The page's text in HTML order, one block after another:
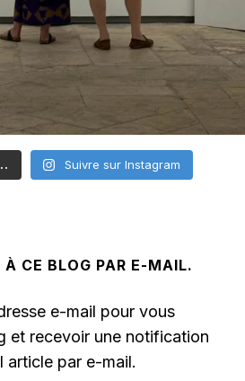
Suivre sur Instagram
CE BLOG PAR E-MAIL.
e-mail pour vous
et recevoir une notification
article par e-mail.